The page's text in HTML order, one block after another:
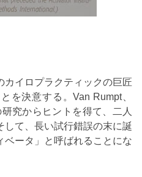
カイロプラクティックの巨匠
を決意する。Van Rumpt、
究からヒントを得て、二人
して、長い試行錯誤の末に誕
ータ」と呼ばれることにな